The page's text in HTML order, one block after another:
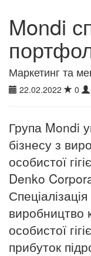
Mondi
Маркетинг та
22.02.2022 0
Група Mondi
бізнесу з
особистої
Denko
виробництво
особистої
прибуток